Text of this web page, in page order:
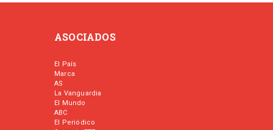
ASOCIADOS
El País
Marca
AS
La Vanguardia
El Mundo
ABC
El Periódico